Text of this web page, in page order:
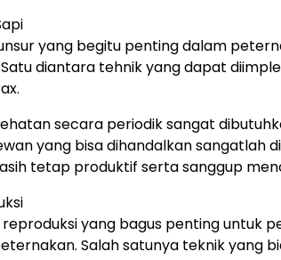
yang begitu penting dalam
diantara tehnik yang dapat
secara periodik sangat
yang bisa dihandalkan
tetap produktif serta sanggup
yang bagus penting untuk
Salah satunya teknik yang